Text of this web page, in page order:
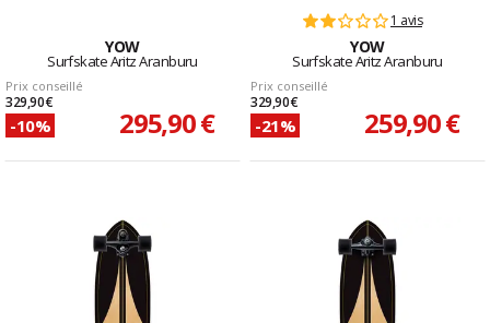
YOW
Surfskate Aritz Aranburu
Prix conseillé
329,90 €
-10% 295,90 €
1 avis
YOW
Surfskate Aritz Aranburu
Prix conseillé
329,90 €
-21% 259,90 €